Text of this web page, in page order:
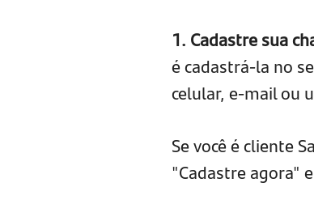
1. Cadastre sua
é cadastrá-la no
celular, e-mail ou
Se você é cliente
"Cadastre agora"